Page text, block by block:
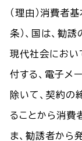
（理由）消費者
条）、国は、勧
現代社会におい
付する、電子メ
除いて、契約の
ることから消費
ま、勧誘者から